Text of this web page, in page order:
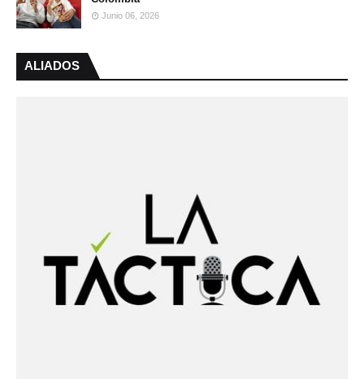
Junio 06, 2026
ALIADOS